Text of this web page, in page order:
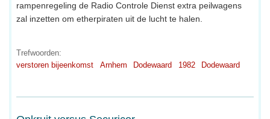
rampenregeling de Radio Controle Dienst extra peilwagens
zal inzetten om etherpiraten uit de lucht te halen.
Trefwoorden:
verstoren bijeenkomst
Arnhem Dodewaard 1982 Dodewaard